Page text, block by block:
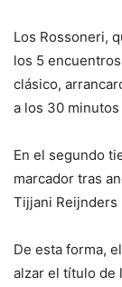
Los Rossoneri,
los 5
clásico,
a los 30
En el segundo
marcador tras
Tijjani Reijnders
De esta forma,
alzar el título de